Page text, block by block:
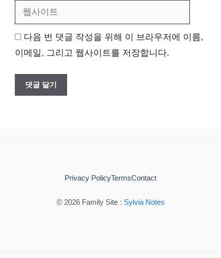
트
다음 번 댓글 작성을 위해 이 브라우저에 이름,
이메일, 그리고 웹사이트를 저장합니다.
© 2026 Family Site : Sylvia Notes
Privacy PolicyTermsContact